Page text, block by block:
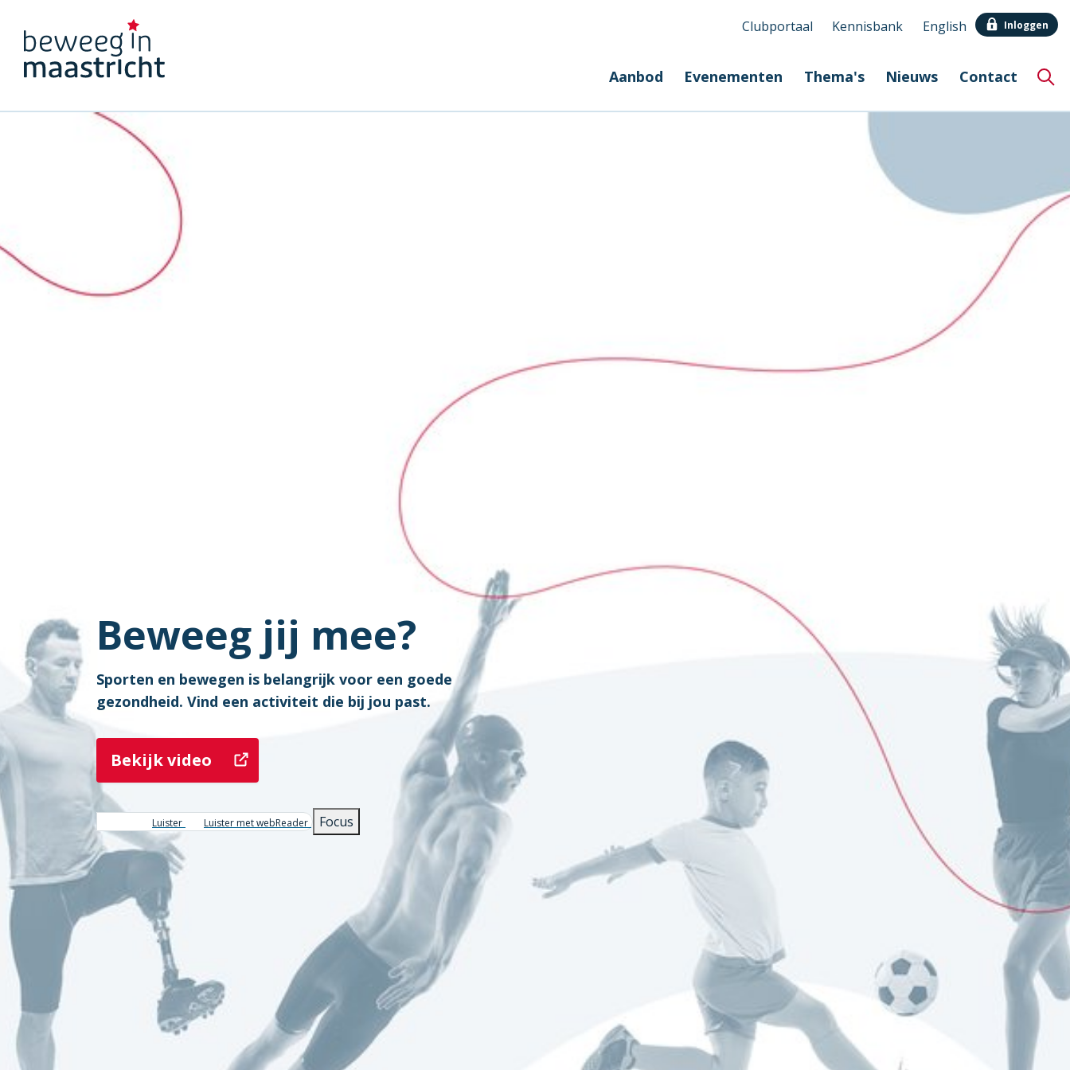
Secundair
Clubportaal Kennisbank English Inloggen
Aanbod Evenementen Thema's Nieuws Contact
Beweeg jij mee?
Sporten en bewegen is belangrijk voor een goede
gezondheid. Vind een activiteit die bij jou past.
Bekijk video
Luister Luister met webReader Focus